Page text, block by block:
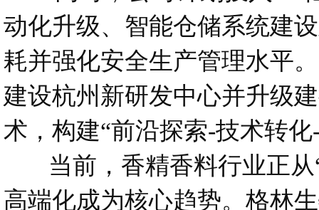
动化升级、智能仓储系统建
耗并强化安全生产管理水平
建设杭州新研发中心并升级
术，构建“前沿探索-技术转
当前，香精香料行业正从“
高端化成为核心趋势。格林